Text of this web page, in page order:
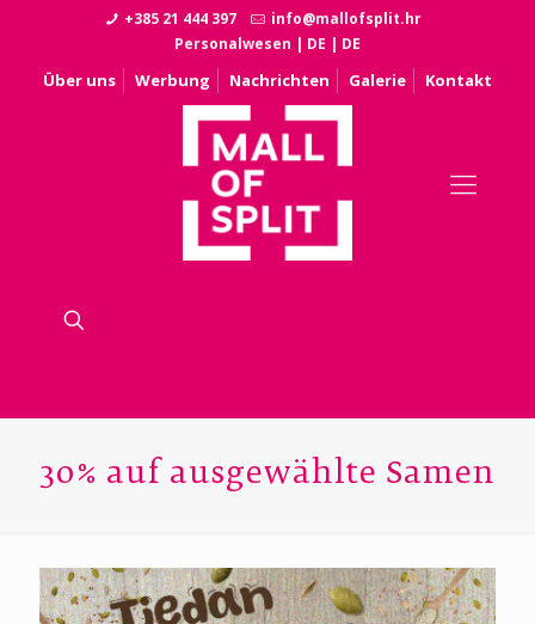
+385 21 444 397
info@mallofsplit.hr
Personalwesen | DE | DE
Über uns Werbung Nachrichten Galerie Kontakt
30% auf ausgewählte Samen